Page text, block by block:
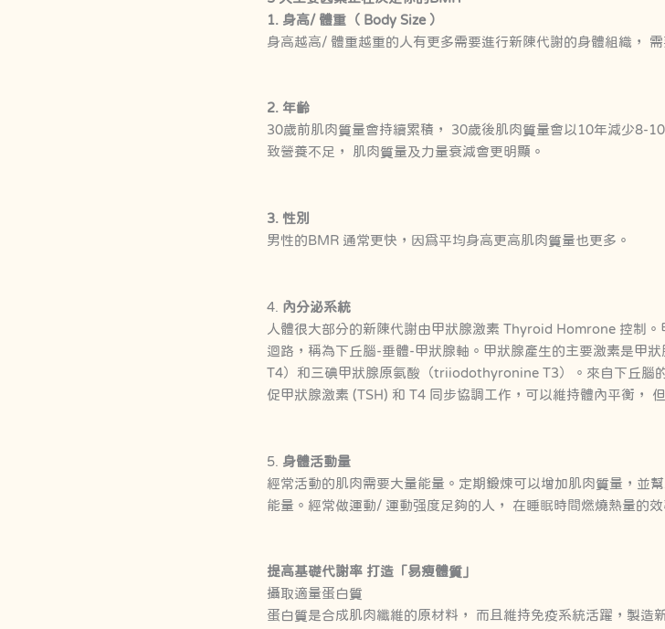
1. 身高/ 體重（ Body Size ）
身高越高/ 體重越重的人有更多需要進行新陳代謝的身體組織，
2. 年齡
30歲前肌肉質量會持續累積， 30歲後肌肉質量會以10年減少8-
致營養不足， 肌肉質量及力量衰減會更明顯。
3. 性別
男性的BMR 通常更快，因爲平均身高更高肌肉質量也更多。
4. 內分泌系統
人體很大部分的新陳代謝由甲狀腺激素 Thyroid Homrone 控制
迴路，稱為下丘腦-垂體-甲狀腺軸。甲狀腺產生的主要激素是甲
T4）和三碘甲狀腺原氨酸（triiodothyronine T3）。來自下丘腦
促甲狀腺激素 (TSH) 和 T4 同步協調工作，可以維持體內平衡，
5. 身體活動量
經常活動的肌肉需要大量能量。定期鍛煉可以增加肌肉質量，並
能量。經常做運動/ 運動强度足夠的人， 在睡眠時間燃燒熱量的效
提高基礎代謝率 打造「易瘦體質」
攝取適量蛋白質
蛋白質是合成肌肉纖維的原材料， 而且維持免疫系統活躍，製造